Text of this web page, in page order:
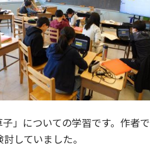
」についての学習です。作者
していました。